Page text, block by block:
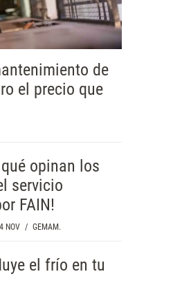
de
el precio que
qué opinan los
servicio
FAIN!
NOV / GEMAM.
el frío en tu